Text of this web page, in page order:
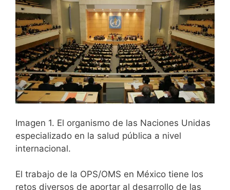
Imagen 1. El organismo de las Naciones Unidas
especializado en la salud pública a nivel
internacional.
El trabajo de la OPS/OMS en México tiene los
retos diversos de aportar al desarrollo de las